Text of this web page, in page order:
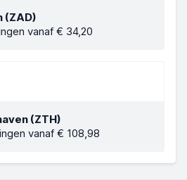
(ZAD)
vanaf € 34,20
(ZTH)
vanaf € 108,98